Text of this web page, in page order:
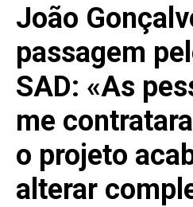
João
passagem
SAD: «As
me
o projeto
alterar